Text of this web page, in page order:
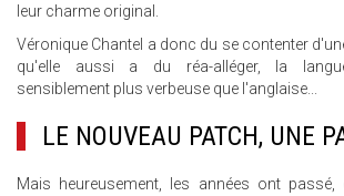
leur charme original.
Véronique Chantel a donc du se contenter
qu'elle aussi a du réa-alléger, la
sensiblement plus verbeuse que l'anglaise...
LE NOUVEAU PATCH, UNE
Mais heureusement, les années ont